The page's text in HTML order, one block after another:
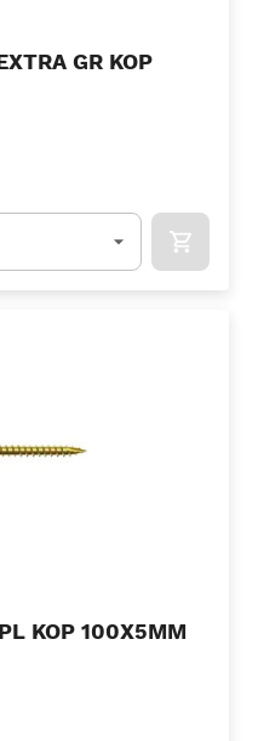
GR KOP
KOP 100X5MM